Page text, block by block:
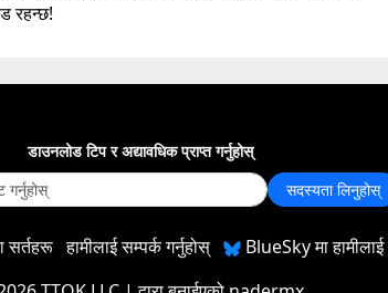
रहन्छ!
डाउनलोड टिप र अद्यावधिक प्राप्त गर्नुहोस्
सदस्यता लिनुहोस्
सर्तहरू हामीलाई सम्पर्क गर्नुहोस्
BlueSky मा